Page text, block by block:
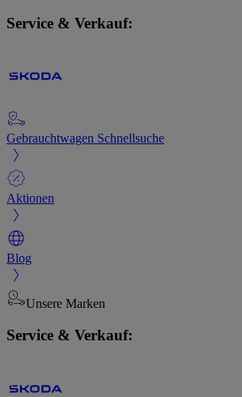
Service & Verkauf:
Gebrauchtwagen Schnellsuche
Aktionen
Blog
Unsere Marken
Service & Verkauf: